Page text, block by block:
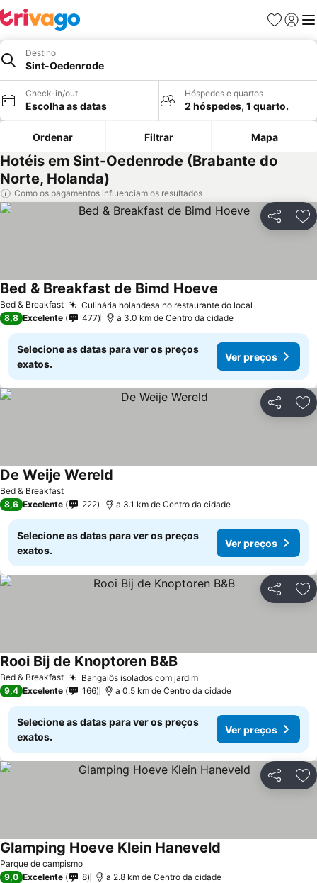
Favoritos
Iniciar
Destino
Sint-Oedenrode
Check-in/out
Escolha as datas
Hóspedes e quartos
2 hóspedes, 1 quarto.
Ordenar Filtrar Mapa
Hotéis em Sint-Oedenrode (Brabante do
Norte, Holanda)
Como os pagamentos influenciam os resultados
Partilhar
Bed & Breakfast Culinária holandesa no restaurante do local
Bed & Breakfast de Bimd Hoeve
8,8 Excelente 477 a 3.0 km de Centro da cidade
Selecione as datas para ver os preços
exatos.
Ver preços
Partilhar
Bed & Breakfast
De Weije Wereld
8,6 Excelente 222 a 3.1 km de Centro da cidade
Selecione as datas para ver os preços
exatos.
Ver preços
Partilhar
Bed & Breakfast Bangalôs isolados com jardim
Rooi Bij de Knoptoren B&B
9,4 Excelente 166 a 0.5 km de Centro da cidade
Selecione as datas para ver os preços
exatos.
Ver preços
Partilhar
Parque de campismo
Glamping Hoeve Klein Haneveld
9,0 Excelente 8 a 2.8 km de Centro da cidade